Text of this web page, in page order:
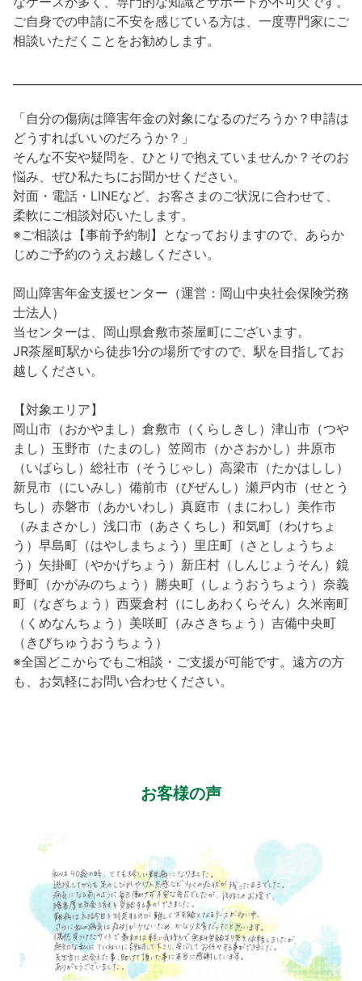
ご自身での申請に不安を感じている方は、一度専門家にご
相談いただくことをお勧めします。
「自分の傷病は障害年金の対象になるのだろうか？申請は
どうすればいいのだろうか？」
そんな不安や疑問を、ひとりで抱えていませんか？そのお
悩み、ぜひ私たちにお聞かせください。
対面・電話・LINEなど、お客さまのご状況に合わせて、
柔軟にご相談対応いたします。
※ご相談は【事前予約制】となっておりますので、あらか
じめご予約のうえお越しください。
岡山障害年金支援センター（運営：岡山中央社会保険労務
士法人）
当センターは、岡山県倉敷市茶屋町にございます。
JR茶屋町駅から徒歩1分の場所ですので、駅を目指してお
越しください。
【対象エリア】
岡山市（おかやまし）倉敷市（くらしきし）津山市（つや
まし）玉野市（たまのし）笠岡市（かさおかし）井原市
（いばらし）総社市（そうじゃし）高梁市（たかはしし）
新見市（にいみし）備前市（びぜんし）瀬戸内市（せとう
ちし）赤磐市（あかいわし）真庭市（まにわし）美作市
（みまさかし）浅口市（あさくちし）和気町（わけちょ
う）早島町（はやしまちょう）里庄町（さとしょうちょ
う）矢掛町（やかげちょう）新庄村（しんじょうそん）鏡
野町（かがみのちょう）勝央町（しょうおうちょう）奈義
町（なぎちょう）西粟倉村（にしあわくらそん）久米南町
（くめなんちょう）美咲町（みさきちょう）吉備中央町
（きびちゅうおうちょう）
※全国どこからでもご相談・ご支援が可能です。遠方の方
も、お気軽にお問い合わせください。
お客様の声